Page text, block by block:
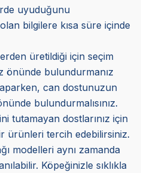
uyuduğunu
bilgilere kısa süre içinde
üretildiği için seçim
önünde bulundurmanız
can dostunuzun
bulundurmalısınız.
tutamayan dostlarınız için
ürünleri tercih edebilirsiniz.
modelleri aynı zamanda
Köpeğinizle sıklıkla